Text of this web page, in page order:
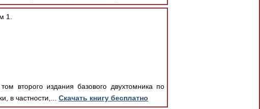
1.
второго издания базового двухтомника по
в частности,... Скачать книгу бесплатно